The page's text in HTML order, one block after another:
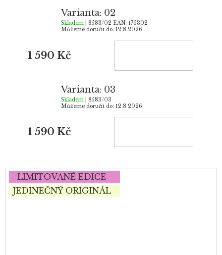
Varianta: 02
Skladem | 8583/02EAN: 176302
Můžeme doručit do: 12.8.2026
1 590 Kč
Varianta: 03
Skladem
| 8583/03
Můžeme doručit do: 12.8.2026
1 590 Kč
LIMITOVANÉ EDICE
JEDINEČNÝ ORIGINÁL